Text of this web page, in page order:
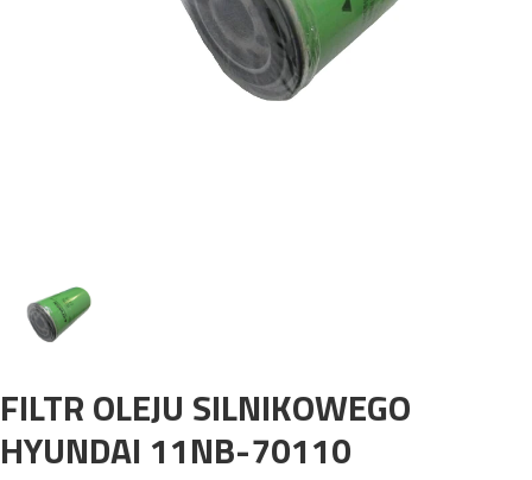
FILTR OLEJU SILNIKOWEGO
HYUNDAI 11NB-70110